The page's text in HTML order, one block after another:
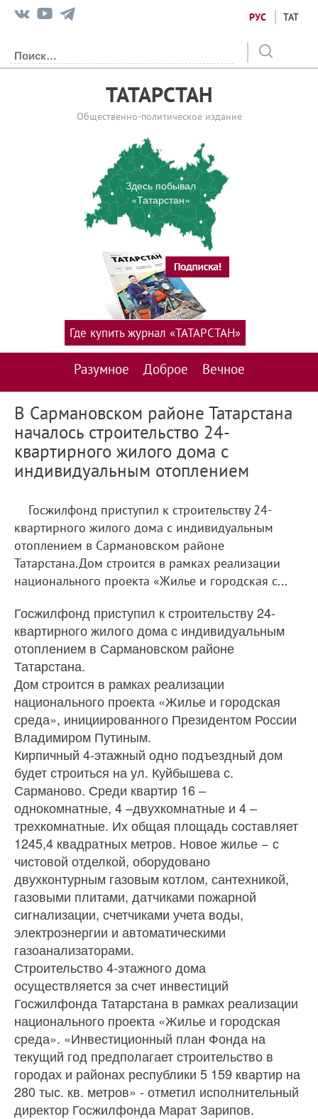
РУС ТАТ
ТАТАРСТАН
Общественно-политическое издание
Здесь побывал
«Татарстан»
Разумное Доброе Вечное
Где купить журнал «ТАТАРСТАН»
В Сармановском районе Татарстана
началось строительство 24-
квартирного жилого дома с
индивидуальным отоплением
Госжилфонд приступил к строительству 24-
квартирного жилого дома с индивидуальным
отоплением в Сармановском районе
Татарстана.Дом строится в рамках реализации
национального проекта «Жилье и городская с...
Госжилфонд приступил к строительству 24-
квартирного жилого дома с индивидуальным
отоплением в Сармановском районе
Татарстана.
Дом строится в рамках реализации
национального проекта «Жилье и городская
среда», инициированного Президентом России
Владимиром Путиным.
Кирпичный 4-этажный одно подъездный дом
будет строиться на ул. Куйбышева с.
Сарманово. Среди квартир 16 –
однокомнатные, 4 –двухкомнатные и 4 –
трехкомнатные. Их общая площадь составляет
1245,4 квадратных метров. Новое жилье − с
чистовой отделкой, оборудовано
двухконтурным газовым котлом, сантехникой,
газовыми плитами, датчиками пожарной
сигнализации, счетчиками учета воды,
электроэнергии и автоматическими
газоанализаторами.
Строительство 4-этажного дома
осуществляется за счет инвестиций
Госжилфонда Татарстана в рамках реализации
национального проекта «Жилье и городская
среда». «Инвестиционный план Фонда на
текущий год предполагает строительство в
городах и районах республики 5 159 квартир на
280 тыс. кв. метров» - отметил исполнительный
директор Госжилфонда Марат Зарипов.